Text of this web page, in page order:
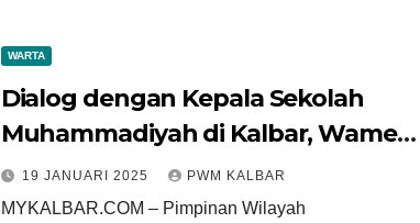
WARTA
Dialog dengan Kepala Sekolah
Muhammadiyah di Kalbar, Wamen
Dikdasmen Fajar Riza Ul Haq
Sampaikan Kabar Gembira untuk
19 JANUARI 2025 PWM KALBAR
MYKALBAR.COM – Pimpinan Wilayah